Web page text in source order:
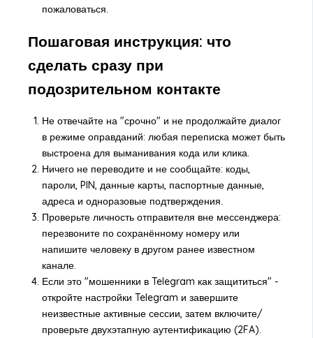
пожаловаться.
Пошаговая инструкция: что
сделать сразу при
подозрительном контакте
Не отвечайте на "срочно" и не продолжайте диалог
в режиме оправданий: любая переписка может быть
выстроена для выманивания кода или клика.
Ничего не переводите и не сообщайте: коды,
пароли, PIN, данные карты, паспортные данные,
адреса и одноразовые подтверждения.
Проверьте личность отправителя вне мессенджера:
перезвоните по сохранённому номеру или
напишите человеку в другом ранее известном
канале.
Если это "мошенники в Telegram как защититься" -
откройте настройки Telegram и завершите
неизвестные активные сессии, затем включите/
проверьте двухэтапную аутентификацию (2FA).